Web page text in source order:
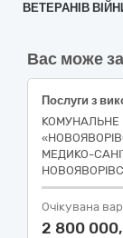
ВЕТЕРАНІВ
Вас може
КОМУНАЛЬНЕ
МЕДИКО-
Очікувана
2 800